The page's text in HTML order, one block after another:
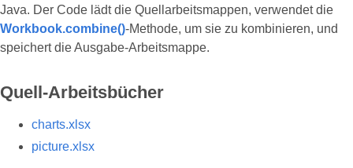
Java. Der Code lädt die Quellarbeitsmappen, verwendet die
Workbook.combine()-Methode, um sie zu kombinieren, und
speichert die Ausgabe-Arbeitsmappe.
Quell-Arbeitsbücher
charts.xlsx
picture.xlsx